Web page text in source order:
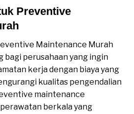
Preventive
Maintenance Murah
bagi perusahaan yang ingin
kerja dengan biaya yang
kualitas pengendalian
maintenance
berkala yang